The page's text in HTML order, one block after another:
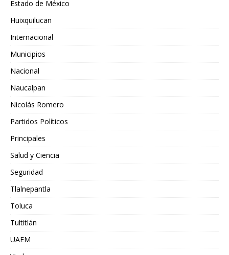
Estado de México
Huixquilucan
Internacional
Municipios
Nacional
Naucalpan
Nicolás Romero
Partidos Políticos
Principales
Salud y Ciencia
Seguridad
Tlalnepantla
Toluca
Tultitlán
UAEM